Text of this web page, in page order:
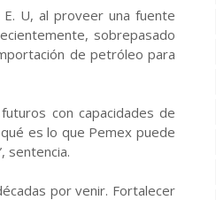
U, al proveer una fuente
sobrepasado
de petróleo para
con capacidades de
es lo que Pemex puede
sentencia.
por venir. Fortalecer